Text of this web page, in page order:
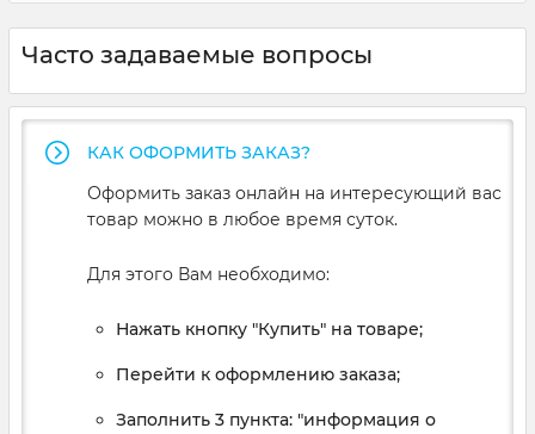
Часто задаваемые вопросы
КАК ОФОРМИТЬ ЗАКАЗ?
Оформить заказ онлайн на интересующий вас
товар можно в любое время суток.
Для этого Вам необходимо:
Нажать кнопку "Купить" на товаре;
Перейти к оформлению заказа;
Заполнить 3 пункта: "информация о